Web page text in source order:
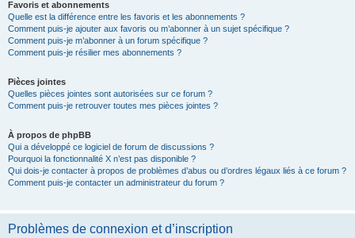
Favoris et abonnements
Quelle est la différence entre les favoris et les abonnements ?
Comment puis-je ajouter aux favoris ou m’abonner à un sujet spécifique ?
Comment puis-je m’abonner à un forum spécifique ?
Comment puis-je résilier mes abonnements ?
Pièces jointes
Quelles pièces jointes sont autorisées sur ce forum ?
Comment puis-je retrouver toutes mes pièces jointes ?
À propos de phpBB
Qui a développé ce logiciel de forum de discussions ?
Pourquoi la fonctionnalité X n’est pas disponible ?
Qui dois-je contacter à propos de problèmes d’abus ou d’ordres légaux liés à ce forum ?
Comment puis-je contacter un administrateur du forum ?
Problèmes de connexion et d’inscription